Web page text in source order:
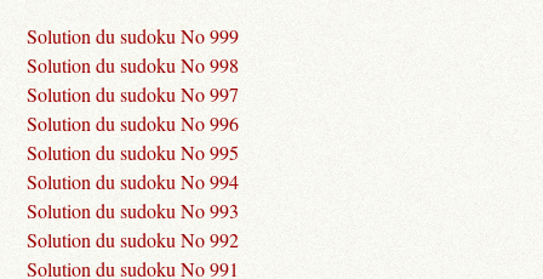
Solution du sudoku No 999
Solution du sudoku No 998
Solution du sudoku No 997
Solution du sudoku No 996
Solution du sudoku No 995
Solution du sudoku No 994
Solution du sudoku No 993
Solution du sudoku No 992
Solution du sudoku No 991